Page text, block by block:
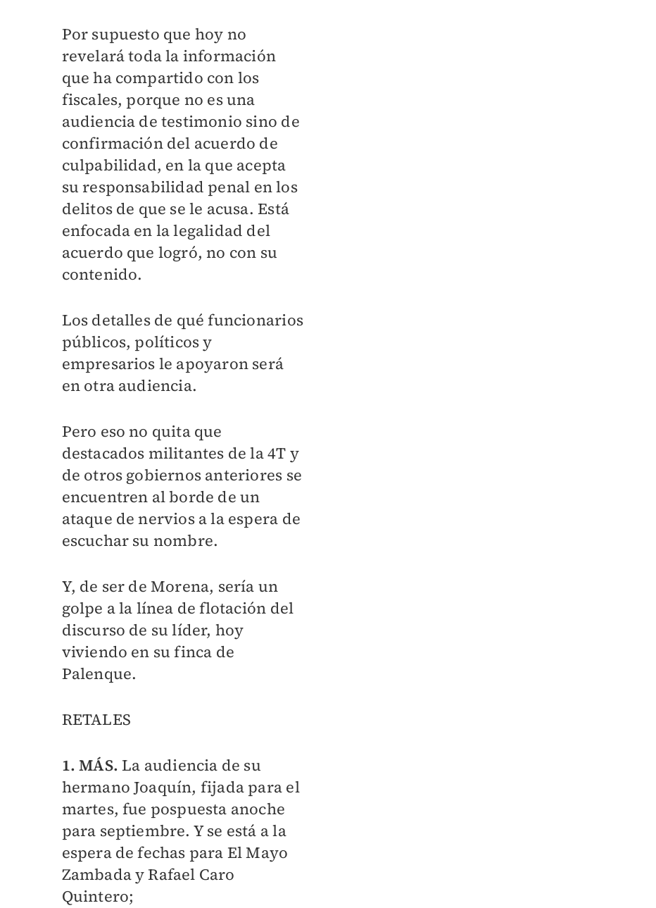
Por supuesto que hoy no
revelará toda la información
que ha compartido con los
fiscales, porque no es una
audiencia de testimonio sino de
confirmación del acuerdo de
culpabilidad, en la que acepta
su responsabilidad penal en los
delitos de que se le acusa. Está
enfocada en la legalidad del
acuerdo que logró, no con su
contenido.
Los detalles de qué funcionarios
públicos, políticos y
empresarios le apoyaron será
en otra audiencia.
Pero eso no quita que
destacados militantes de la 4T y
de otros gobiernos anteriores se
encuentren al borde de un
ataque de nervios a la espera de
escuchar su nombre.
Y, de ser de Morena, sería un
golpe a la línea de flotación del
discurso de su líder, hoy
viviendo en su finca de
Palenque.
RETALES
1. MÁS. La audiencia de su
hermano Joaquín, fijada para el
martes, fue pospuesta anoche
para septiembre. Y se está a la
espera de fechas para El Mayo
Zambada y Rafael Caro
Quintero;